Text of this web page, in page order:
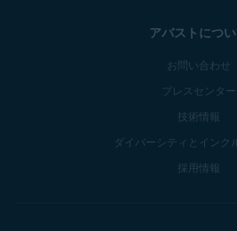
アバストにつ
お問い合わせ
プレスセンター
技術情報
ダイバーシティとインク
採用情報